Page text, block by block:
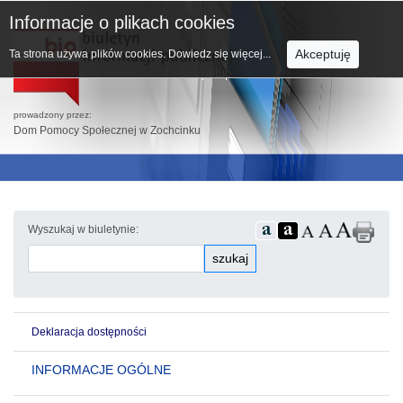
prowadzony przez:
Dom Pomocy Społecznej w Zochcinku
Wyszukaj w biuletynie:
szukaj
Deklaracja dostępności
INFORMACJE OGÓLNE
Informacje o plikach cookies
Ta strona używa plików cookies. Dowiedz się więcej... Akceptuję